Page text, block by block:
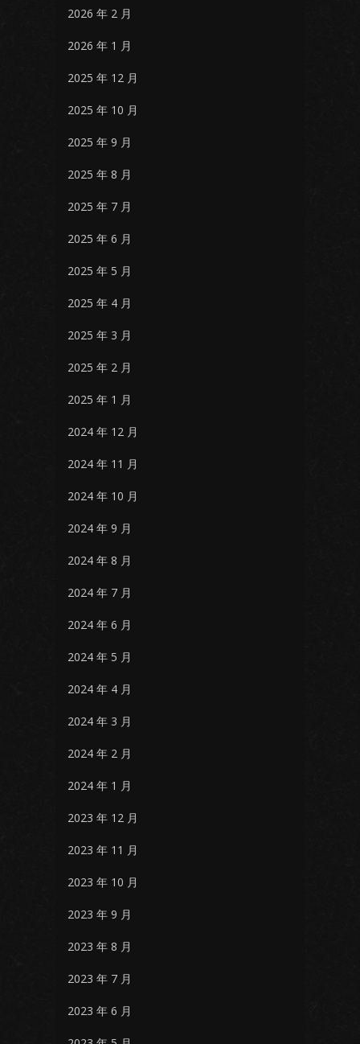
2026 年 2 月
2026 年 1 月
2025 年 12 月
2025 年 10 月
2025 年 9 月
2025 年 8 月
2025 年 7 月
2025 年 6 月
2025 年 5 月
2025 年 4 月
2025 年 3 月
2025 年 2 月
2025 年 1 月
2024 年 12 月
2024 年 11 月
2024 年 10 月
2024 年 9 月
2024 年 8 月
2024 年 7 月
2024 年 6 月
2024 年 5 月
2024 年 4 月
2024 年 3 月
2024 年 2 月
2024 年 1 月
2023 年 12 月
2023 年 11 月
2023 年 10 月
2023 年 9 月
2023 年 8 月
2023 年 7 月
2023 年 6 月